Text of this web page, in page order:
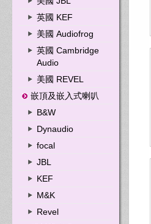
英國 KEF
美國 Audiofrog
英國 Cambridge
Audio
美國 REVEL
嵌頂及嵌入式喇叭
B&W
Dynaudio
focal
JBL
KEF
M&K
Revel